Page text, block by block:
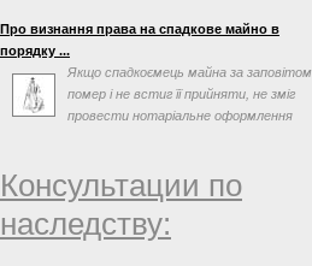
Про визнання права на спадкове майно в
порядку ...
Якщо спадкоємець майна за заповітом
помер і не встиг її прийняти, не зміг
провести нотаріальне оформлення
Консультации по
наследству: